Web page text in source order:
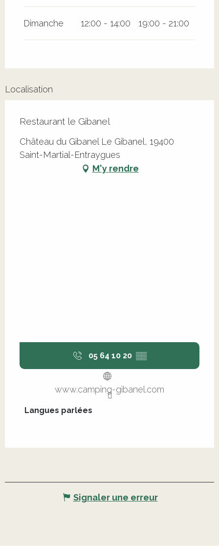
Dimanche 12:00 - 14:00 19:00 - 21:00
Localisation
Restaurant le Gibanel
Château du Gibanel Le Gibanel, 19400
Saint-Martial-Entraygues
M'y rendre
05 64 10 20 ▒▒
www.camping-gibanel.com
Langues parlées
Langues parlées
Signaler une erreur